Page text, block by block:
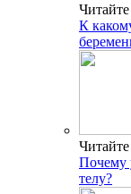
К
Почему
телу?